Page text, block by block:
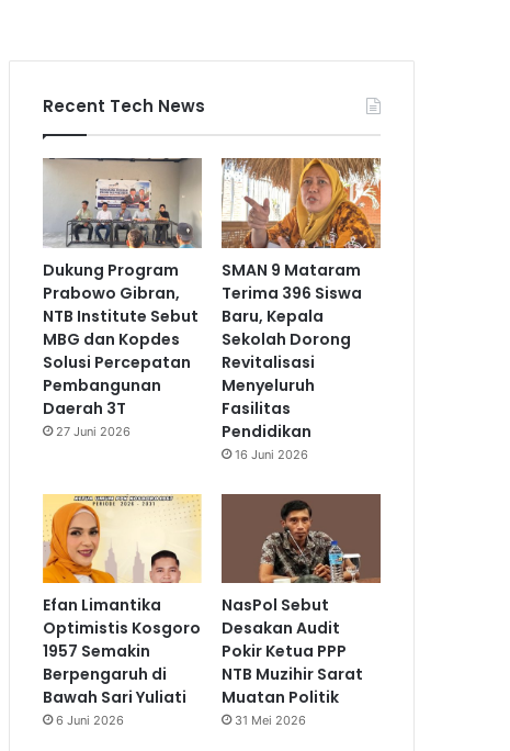
Recent Tech News
Dukung Program
Prabowo Gibran,
NTB Institute Sebut
MBG dan Kopdes
Solusi Percepatan
Pembangunan
Daerah 3T
27 Juni 2026
SMAN 9 Mataram
Terima 396 Siswa
Baru, Kepala
Sekolah Dorong
Revitalisasi
Menyeluruh
Fasilitas
Pendidikan
16 Juni 2026
Efan Limantika
Optimistis Kosgoro
1957 Semakin
Berpengaruh di
Bawah Sari Yuliati
6 Juni 2026
NasPol Sebut
Desakan Audit
Pokir Ketua PPP
NTB Muzihir Sarat
Muatan Politik
31 Mei 2026